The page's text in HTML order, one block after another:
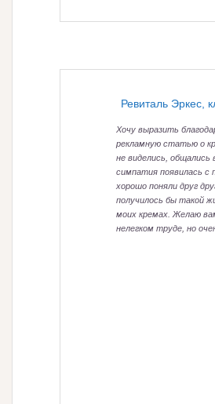
Ревиталь Эркес,
Хочу выразить
рекламную статью о
не виделись, общались
симпатия появилась с
хорошо поняли друг
получилось бы такой
моих кремах. Желаю
нелегком труде, но